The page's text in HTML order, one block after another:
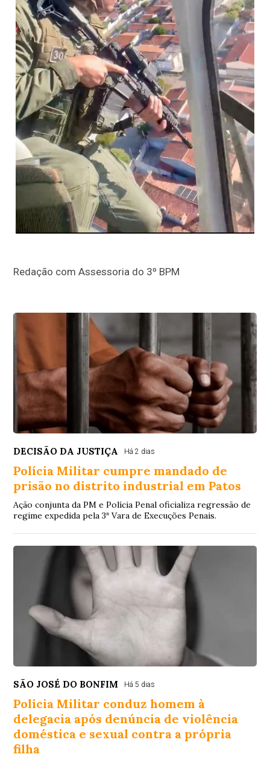
Redação com Assessoria do 3º BPM
DECISÃO DA JUSTIÇA Há 2 dias
Polícia Militar cumpre mandado de
prisão no distrito industrial em Patos
Ação conjunta da PM e Polícia Penal oficializa regressão de
regime expedida pela 3ª Vara de Execuções Penais.
SÃO JOSÉ DO BONFIM Há 5 dias
Polícia Militar conduz homem à
delegacia após denúncia de violência
doméstica e sexual contra a própria
filha